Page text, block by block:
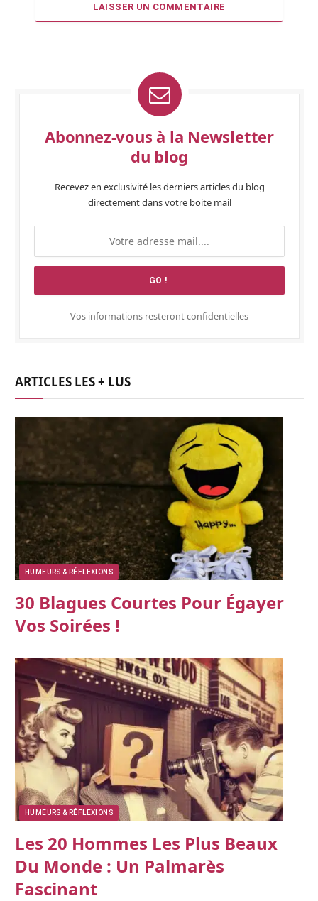
LAISSER UN COMMENTAIRE
Abonnez-vous à la Newsletter
du blog
Recevez en exclusivité les derniers articles du blog
directement dans votre boite mail
Vos informations resteront confidentielles
ARTICLES LES + LUS
HUMEURS & RÉFLEXIONS
30 Blagues Courtes Pour Égayer
Vos Soirées !
HUMEURS & RÉFLEXIONS
Les 20 Hommes Les Plus Beaux
Du Monde : Un Palmarès
Fascinant